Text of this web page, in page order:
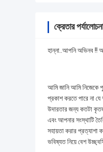
ক্রেতার পর্যালোচনা
হান্না..আপনি অভিনব !!
আমি জানি আমি নিজেকে
প্রকাশ করতে পারে না
উদারতার জন্য কতটা
এবং আপনার সংস্থাটি
সহায়তা করার
ভবিষ্যত নিয়ে বেশ